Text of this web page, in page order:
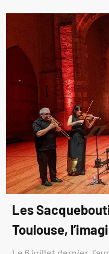
Les
Toulouse,